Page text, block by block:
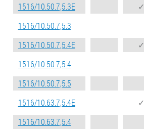
1516/10.50.7,5.3E
✓
1516/10.50.7,5.3
1516/10.50.7,5.4E
✓
1516/10.50.7,5.4
1516/10.50.7,5.5
1516/10.63.7,5.4E
✓
1516/10.63.7,5.4